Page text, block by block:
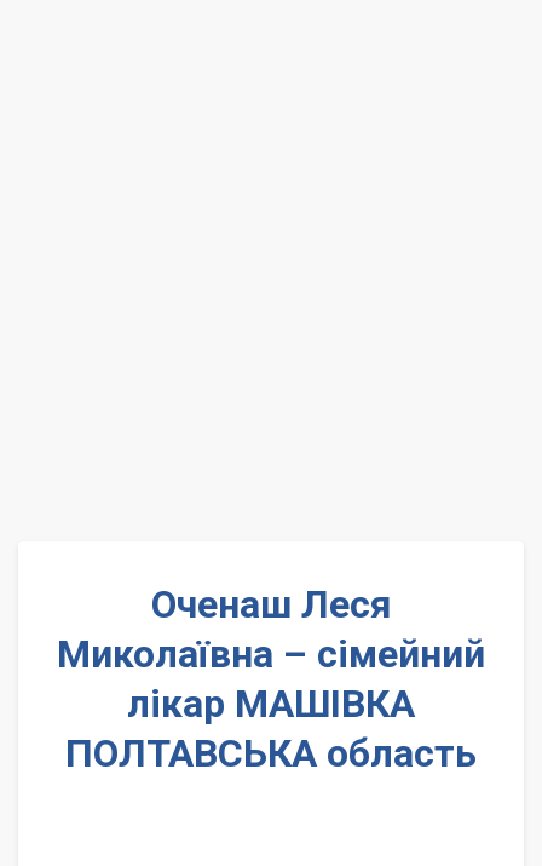
Оченаш Леся
Миколаївна – сімейний
лікар МАШІВКА
ПОЛТАВСЬКА область